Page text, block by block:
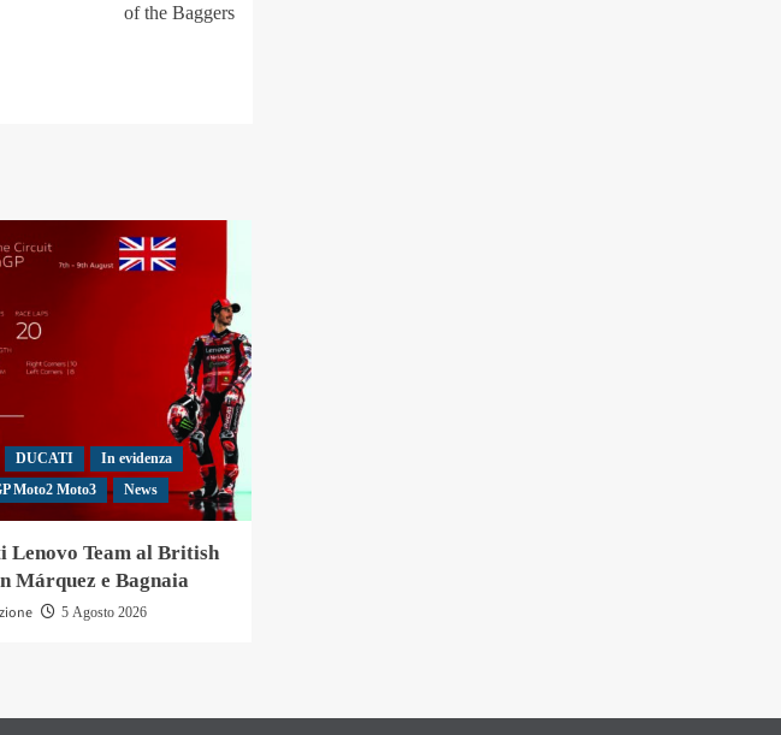
of the Baggers
DUCATI
In evidenza
Moto2 Moto3
News
Lenovo Team al British
Márquez e Bagnaia
5 Agosto 2026